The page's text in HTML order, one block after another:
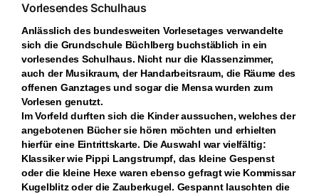
Vorlesendes Schulhaus
Anlässlich des bundesweiten Vorlesetages verwandelte
sich die Grundschule Büchlberg buchstäblich in ein
vorlesendes Schulhaus. Nicht nur die Klassenzimmer,
auch der Musikraum, der Handarbeitsraum, die Räume des
offenen Ganztages und sogar die Mensa wurden zum
Vorlesen genutzt.
Im Vorfeld durften sich die Kinder aussuchen, welches der
angebotenen Bücher sie hören möchten und erhielten
hierfür eine Eintrittskarte. Die Auswahl war vielfältig:
Klassiker wie Pippi Langstrumpf, das kleine Gespenst
oder die kleine Hexe waren ebenso gefragt wie Kommissar
Kugelblitz oder die Zauberkugel. Gespannt lauschten die